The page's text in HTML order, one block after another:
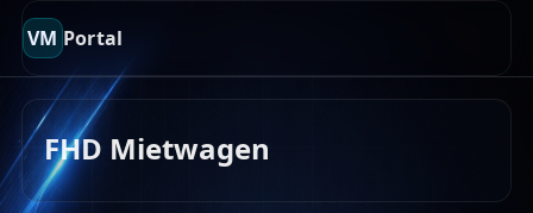
VM Portal
FHD Mietwagen